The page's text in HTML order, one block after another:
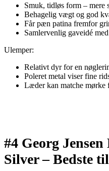
Smuk, tidløs form – mere
Behagelig vægt og god
Får pæn patina fremfor
Samlervenlig gaveidé
Ulemper:
Relativt dyr for en
Poleret metal viser fine
Læder kan matche mørke
#4 Georg
Silver –Bedste